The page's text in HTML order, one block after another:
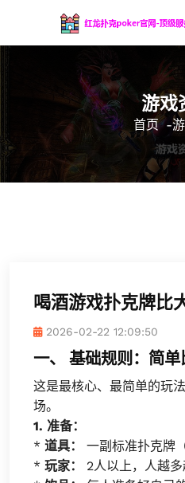
游戏
首页 -
喝酒游戏扑克牌比
2026-02-22 12:09:50
一、 基础规则：简单
这是最核心、最简单的玩
场。
1. 准备：
* 道具：
一副标准扑克牌
* 玩家：
2人以上，人越多